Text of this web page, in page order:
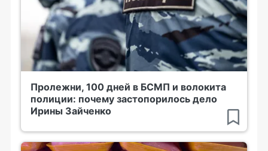
Пролежни, 100 дней в БСМП и волокита
полиции: почему застопорилось дело
Ирины Зайченко